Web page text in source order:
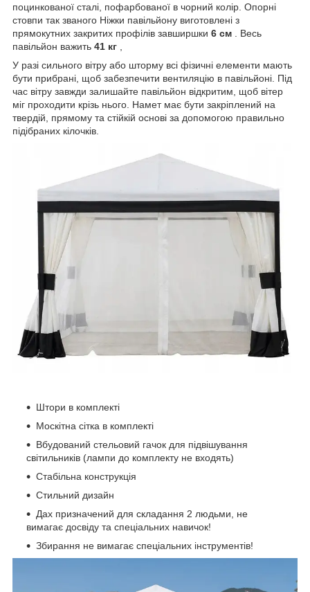
поцинкованої сталі, пофарбованої в чорний колір. Опорні
стовпи так званого Ніжки павільйону виготовлені з
прямокутних закритих профілів завширшки 6 см . Весь
павільйон важить 41 кг
У разі сильного вітру або шторму всі фізичні елементи мають
бути прибрані, щоб забезпечити вентиляцію в павільйоні. Під
час вітру завжди залишайте павільйон відкритим, щоб вітер
міг проходити крізь нього. Намет має бути закріплений на
твердій, прямому та стійкій основі за допомогою правильно
підібраних кілочків.
Штори в комплекті
Москітна сітка в комплекті
Вбудований стельовий гачок для підвішування
світильників (лампи до комплекту не входять)
Стабільна конструкція
Стильний дизайн
Дах призначений для складання 2 людьми, не
вимагає досвіду та спеціальних навичок!
Збирання не вимагає спеціальних інструментів!